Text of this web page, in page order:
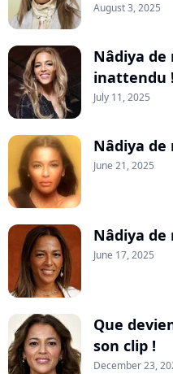
August 3, 2025
Nâdiya de
inattendu !
July 11, 2025
Nâdiya de
June 21, 2025
Nâdiya
June 17, 2025
Que
son clip !
December 23,